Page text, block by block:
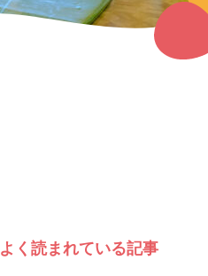
よく読まれている記事